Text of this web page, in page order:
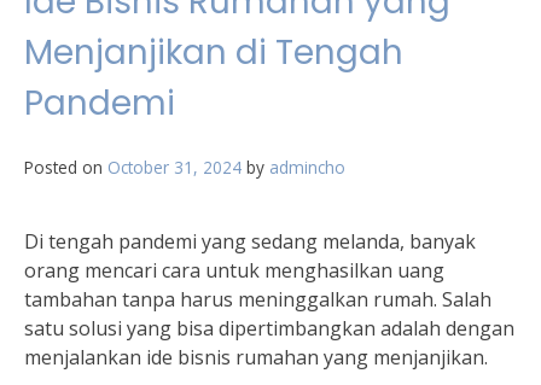
Menjanjikan di Tengah
Pandemi
Posted on October 31, 2024 by admincho
Di tengah pandemi yang sedang melanda, banyak
orang mencari cara untuk menghasilkan uang
tambahan tanpa harus meninggalkan rumah. Salah
satu solusi yang bisa dipertimbangkan adalah dengan
menjalankan ide bisnis rumahan yang menjanjikan.